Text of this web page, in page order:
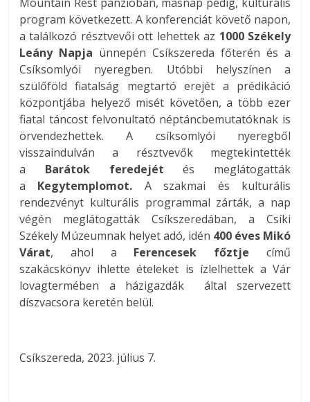
program következett. A konferenciát követő napon,
a találkozó résztvevői ott lehettek az 1000 Székely
Leány Napja ünnepén Csíkszereda főterén és a
Csíksomlyói nyeregben. Utóbbi helyszínen a
szülőföld fiatalság megtartó erejét a prédikáció
központjába helyező misét követően, a több ezer
fiatal táncost felvonultató néptáncbemutatóknak is
örvendezhettek. A csíksomlyói nyeregből
visszaindulván a résztvevők megtekintették
a Barátok feredejétés meglátogatták
a Kegytemplomot. A szakmai és kulturális
rendezvényt kulturális programmal zárták, a nap
végén meglátogatták Csíkszeredában, a Csíki
Székely Múzeumnak helyet adó, idén 400 éves Mikó
Várat, ahol a Ferencesek főztje című
szakácskönyv ihlette ételeket is ízlelhettek a Vár
lovagtermében a házigazdák által szervezett
díszvacsora keretén belül.
Csíkszereda, 2023. július 7.